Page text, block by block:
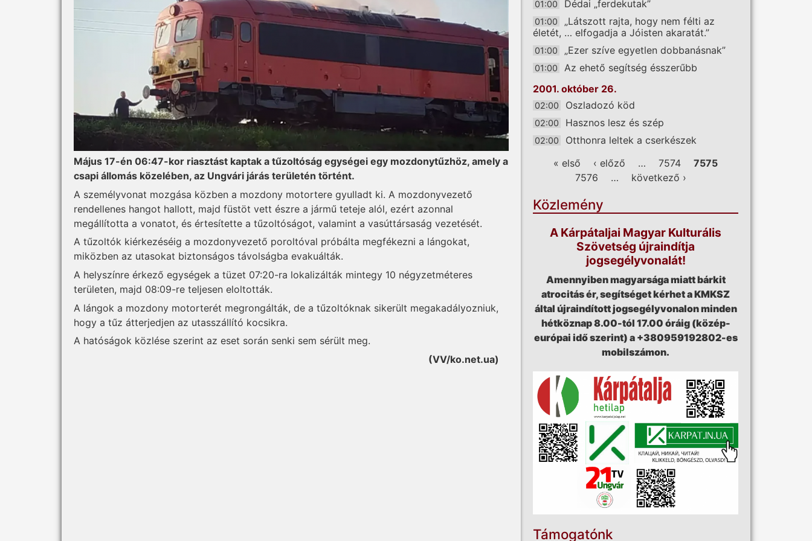
Május 17-én 06:47-kor riasztást kaptak a tűzoltóság egységei egy mozdonytűzhöz, amely a
csapi állomás közelében, az Ungvári járás területén történt.
A személyvonat mozgása közben a mozdony motortere gyulladt ki. A mozdonyvezető
rendellenes hangot hallott, majd füstöt vett észre a jármű teteje alól, ezért azonnal
megállította a vonatot, és értesítette a tűzoltóságot, valamint a vasúttársaság vezetését.
A tűzoltók kiérkezéséig a mozdonyvezető poroltóval próbálta megfékezni a lángokat,
miközben az utasokat biztonságos távolságba evakuálták.
A helyszínre érkező egységek a tüzet 07:20-ra lokalizálták mintegy 10 négyzetméteres
területen, majd 08:09-re teljesen eloltották.
A lángok a mozdony motorterét megrongálták, de a tűzoltóknak sikerült megakadályozniuk,
hogy a tűz átterjedjen az utasszállító kocsikra.
A hatóságok közlése szerint az eset során senki sem sérült meg.
(VV/ko.net.ua)
01:00 Dédai „ferdekutak”
01:00
„Látszott rajta, hogy nem félti az
életét, … elfogadja a Jóisten akaratát.”
01:00 „Ezer szíve egyetlen dobbanásnak”
01:00
Az ehető segítség ésszerűbb
2001. október 26.
02:00 Oszladozó köd
02:00 Hasznos lesz és szép
02:00 Otthonra leltek a cserkészek
Oldalak
« első ‹ előző … 7574
7575
7576
… következő ›
Közlemény
A Kárpátaljai Magyar Kulturális
Szövetség újraindítja
jogsegélyvonalát!
Amennyiben magyarsága miatt bárkit
atrocitás ér, segítséget kérhet a KMKSZ
által újraindított jogsegélyvonalon minden
hétköznap 8.00-tól 17.00 óráig (közép-
európai idő szerint) a +380959192802-es
mobilszámon.
Támogatónk